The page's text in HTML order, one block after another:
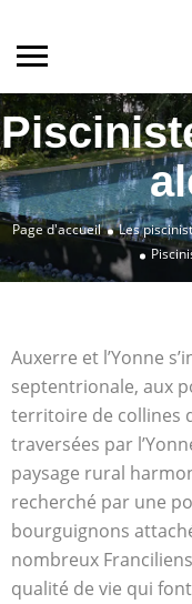
Page d'accueil Les
Auxerre et l’Yonne
septentrionale, aux
territoire de collines
traversées par
paysage rural
recherché par une
bourguignons
nombreux
qualité de vie qui